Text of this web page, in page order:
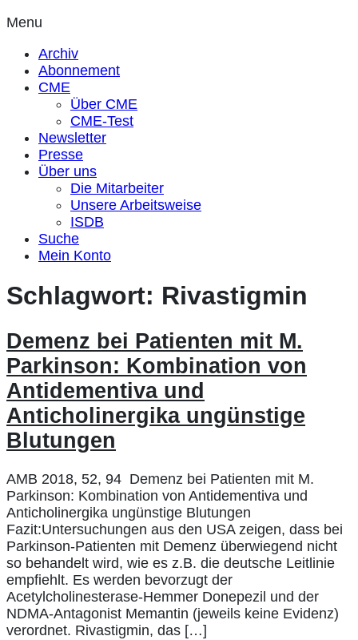
Menu
Archiv
Abonnement
CME
Über CME
CME-Test
Newsletter
Presse
Über uns
Die Mitarbeiter
Unsere Arbeitsweise
ISDB
Suche
Mein Konto
Schlagwort: Rivastigmin
Demenz bei Patienten mit M.
Parkinson: Kombination von
Antidementiva und
Anticholinergika ungünstige
Blutungen
AMB 2018, 52, 94 Demenz bei Patienten mit M.
Parkinson: Kombination von Antidementiva und
Anticholinergika ungünstige Blutungen
Fazit:Untersuchungen aus den USA zeigen, dass bei
Parkinson-Patienten mit Demenz überwiegend nicht
so behandelt wird, wie es z.B. die deutsche Leitlinie
empfiehlt. Es werden bevorzugt der
Acetylcholinesterase-Hemmer Donepezil und der
NDMA-Antagonist Memantin (jeweils keine Evidenz)
verordnet. Rivastigmin, das […]